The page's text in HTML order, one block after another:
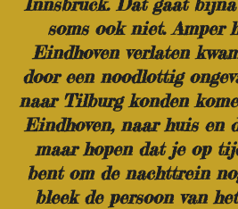
soms ook niet. Amper
Eindhoven verlaten
door een noodlottig
naar Tilburg konden
Eindhoven, naar huis en
maar hopen dat je op
bent om de nachttrein
bleek de persoon van